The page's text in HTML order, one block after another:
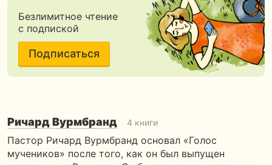
Безлимитное чтение
с подпиской
Подписаться
Ричард Вурмбранд 4 книги
Пастор Ричард Вурмбранд основал «Голос
мучеников» после того, как он был выпущен